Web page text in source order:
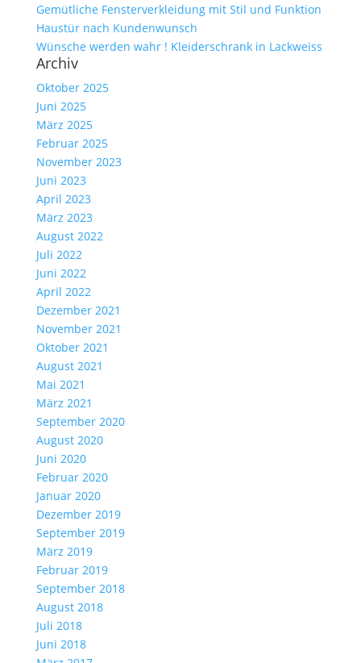
Gemütliche Fensterverkleidung mit Stil und Funktion
Haustür nach Kundenwunsch
Wünsche werden wahr ! Kleiderschrank in Lackweiss
Archiv
Oktober 2025
Juni 2025
März 2025
Februar 2025
November 2023
Juni 2023
April 2023
März 2023
August 2022
Juli 2022
Juni 2022
April 2022
Dezember 2021
November 2021
Oktober 2021
August 2021
Mai 2021
März 2021
September 2020
August 2020
Juni 2020
Februar 2020
Januar 2020
Dezember 2019
September 2019
März 2019
Februar 2019
September 2018
August 2018
Juli 2018
Juni 2018